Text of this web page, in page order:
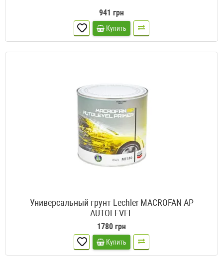
941 грн
Купить
Универсальный грунт Lechler MACROFAN AP
AUTOLEVEL
1780 грн
Купить